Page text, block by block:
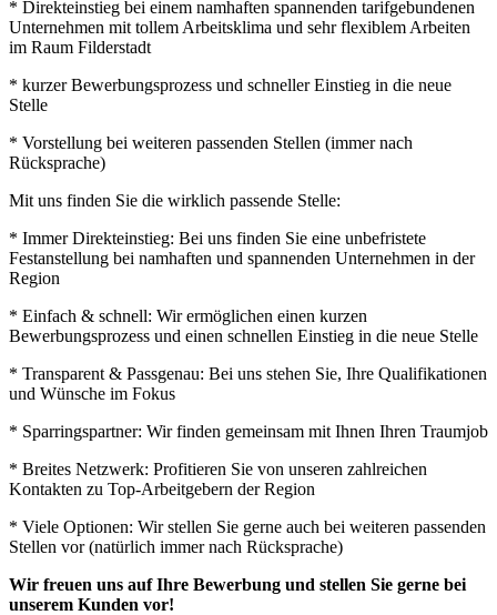
* Direkteinstieg bei einem namhaften spannenden tarifgebundenen
Unternehmen mit tollem Arbeitsklima und sehr flexiblem Arbeiten
im Raum Filderstadt
* kurzer Bewerbungsprozess und schneller Einstieg in die neue
Stelle
* Vorstellung bei weiteren passenden Stellen (immer nach
Rücksprache)
Mit uns finden Sie die wirklich passende Stelle:
* Immer Direkteinstieg: Bei uns finden Sie eine unbefristete
Festanstellung bei namhaften und spannenden Unternehmen in der
Region
* Einfach & schnell: Wir ermöglichen einen kurzen
Bewerbungsprozess und einen schnellen Einstieg in die neue Stelle
* Transparent & Passgenau: Bei uns stehen Sie, Ihre Qualifikationen
und Wünsche im Fokus
* Sparringspartner: Wir finden gemeinsam mit Ihnen Ihren Traumjob
* Breites Netzwerk: Profitieren Sie von unseren zahlreichen
Kontakten zu Top-Arbeitgebern der Region
* Viele Optionen: Wir stellen Sie gerne auch bei weiteren passenden
Stellen vor (natürlich immer nach Rücksprache)
Wir freuen uns auf Ihre Bewerbung und stellen Sie gerne bei
unserem Kunden vor!